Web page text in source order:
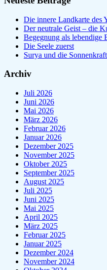
Die innere Landkarte des
Der neutrale Geist – die
Begegnung als lebendige
Die Seele zuerst
Surya und die
Archiv
Juli 2026
Juni 2026
Mai 2026
März 2026
Februar 2026
Januar 2026
Dezember 2025
November 2025
Oktober 2025
September 2025
August 2025
Juli 2025
Juni 2025
Mai 2025
April 2025
März 2025
Februar 2025
Januar 2025
Dezember 2024
November 2024